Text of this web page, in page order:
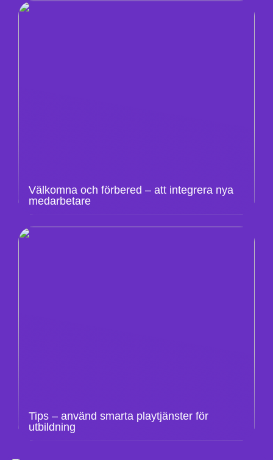
Välkomna och förbered – att integrera nya
medarbetare
Tips – använd smarta playtjänster för
utbildning